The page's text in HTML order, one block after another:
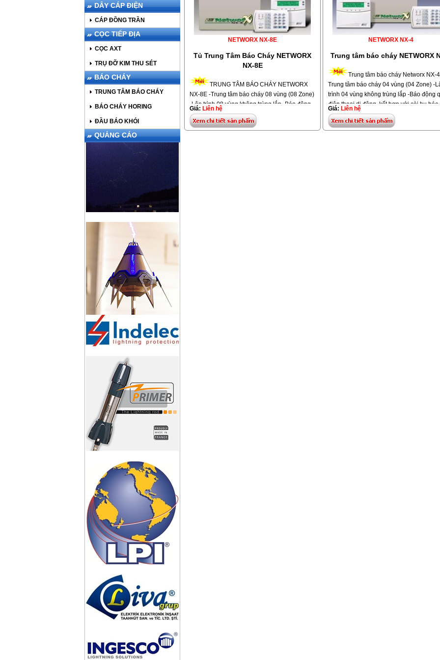
DÂY CÁP ĐIỆN
CÁP ĐỒNG TRẦN
CỌC TIẾP ĐỊA
CỌC AXT
TRỤ ĐỠ KIM THU SÉT
BÁO CHÁY
TRUNG TÂM BÁO CHÁY
BÁO CHÁY HORING
ĐẦU BÁO KHÓI
QUẢNG CÁO
NETWORX NX-8E
Tủ Trung Tâm Báo Cháy NETWORX
NX-8E
TRUNG TÂM BÁO CHÁY NETWORX
NX-8E -Trung tâm báo cháy 08 vùng (08 Zone)
-Lập trình 08 vùng không trùng lắp -Báo động
qua điện thoại di động, kết hợp với còi hụ báo
động -Trung tâm NETWORX NX-8 chức năng
Giá: Liên hệ
NETWORX NX-4
Trung tâm báo cháy NETWORX
Trung tâm báo cháy Networx NX-
Trung tâm báo cháy 04 vùng (04 Zone) -
trình 04 vùng không trùng lắp -Báo động
điện thoại di động, kết hợp với còi hụ báo
-Trung tâm NETWORX NX-4 chức năng
kèm với thiết bị báo trộm, tất từ cửa, đầu
Giá: Liên hệ